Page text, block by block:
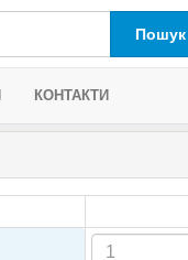
Пошук
КОНТАКТИ